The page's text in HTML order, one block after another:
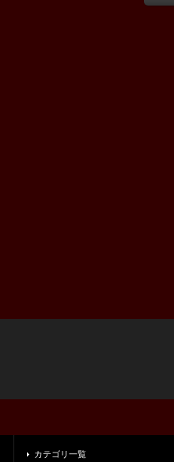
カテゴリ一覧